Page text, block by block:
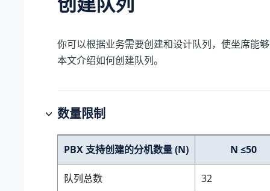
你可以根据业务需要创建和设计队列，使坐席能
本文介绍如何创建队列。
数量限制
PBX 支持创建的分机数量 (N) N ≤50
队列总数 32